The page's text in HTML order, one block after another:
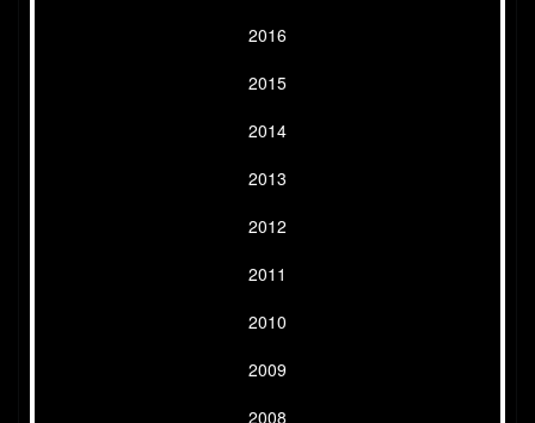
2016
2015
2014
2013
2012
2011
2010
2009
2008